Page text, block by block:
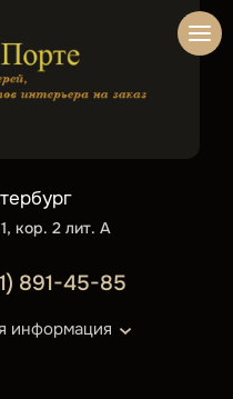
кор. 2 лит. А
891-45-85
информация